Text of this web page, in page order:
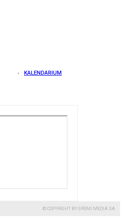
KALENDARIUM
© COPYRIGHT BY GREMI MEDIA SA